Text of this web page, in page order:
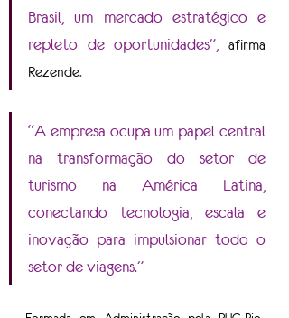
Brasil, um mercado estratégico e
repleto de oportunidades”, afirma
Rezende.
“A empresa ocupa um papel central
na transformação do setor de
turismo na América Latina,
conectando tecnologia, escala e
inovação para impulsionar todo o
setor de viagens.”